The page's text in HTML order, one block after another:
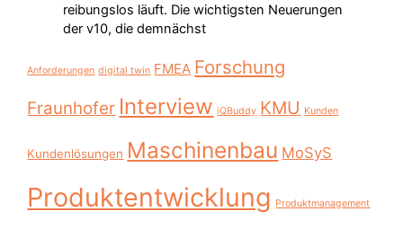
reibungslos läuft. Die wichtigsten Neuerungen
der v10, die demnächst
Anforderungen digital twin FMEA Forschung
Fraunhofer Interview iQBuddy KMU Kunden
Kundenlösungen Maschinenbau MoSyS
Produktentwicklung Produktmanagement